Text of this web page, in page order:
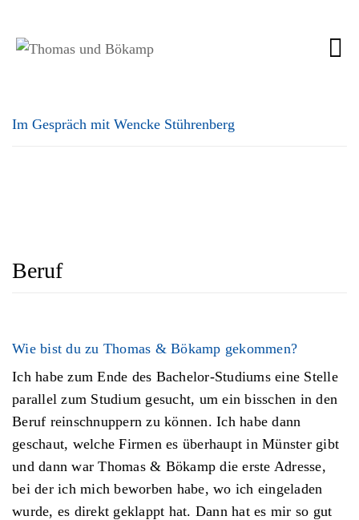
Im Gespräch mit Wencke Stührenberg
Beruf
Wie bist du zu Thomas & Bökamp gekommen?
Ich habe zum Ende des Bachelor-Studiums eine Stelle
parallel zum Studium gesucht, um ein bisschen in den
Beruf reinschnuppern zu können. Ich habe dann
geschaut, welche Firmen es überhaupt in Münster gibt
und dann war Thomas & Bökamp die erste Adresse,
bei der ich mich beworben habe, wo ich eingeladen
wurde, es direkt geklappt hat. Dann hat es mir so gut